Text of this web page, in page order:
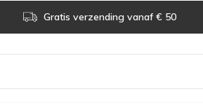
Gratis verzending vanaf € 50